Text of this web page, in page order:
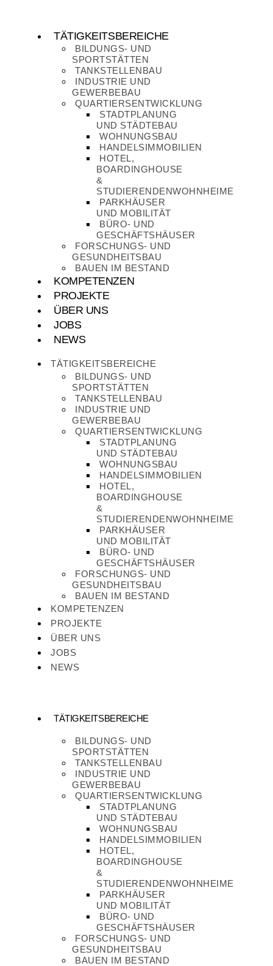
TÄTIGKEITSBEREICHE
BILDUNGS- UND
SPORTSTÄTTEN
TANKSTELLENBAU
INDUSTRIE UND
GEWERBEBAU
QUARTIERSENTWICKLUNG
STADTPLANUNG
UND STÄDTEBAU
WOHNUNGSBAU
HANDELSIMMOBILIEN
HOTEL,
BOARDINGHOUSE
&
STUDIERENDENWOHNHEIME
PARKHÄUSER
UND MOBILITÄT
BÜRO- UND
GESCHÄFTSHÄUSER
FORSCHUNGS- UND
GESUNDHEITSBAU
BAUEN IM BESTAND
KOMPETENZEN
PROJEKTE
ÜBER UNS
JOBS
NEWS
TÄTIGKEITSBEREICHE
BILDUNGS- UND
SPORTSTÄTTEN
TANKSTELLENBAU
INDUSTRIE UND
GEWERBEBAU
QUARTIERSENTWICKLUNG
STADTPLANUNG
UND STÄDTEBAU
WOHNUNGSBAU
HANDELSIMMOBILIEN
HOTEL,
BOARDINGHOUSE
&
STUDIERENDENWOHNHEIME
PARKHÄUSER
UND MOBILITÄT
BÜRO- UND
GESCHÄFTSHÄUSER
FORSCHUNGS- UND
GESUNDHEITSBAU
BAUEN IM BESTAND
KOMPETENZEN
PROJEKTE
ÜBER UNS
JOBS
NEWS
TÄTIGKEITSBEREICHE
BILDUNGS- UND
SPORTSTÄTTEN
TANKSTELLENBAU
INDUSTRIE UND
GEWERBEBAU
QUARTIERSENTWICKLUNG
STADTPLANUNG
UND STÄDTEBAU
WOHNUNGSBAU
HANDELSIMMOBILIEN
HOTEL,
BOARDINGHOUSE
&
STUDIERENDENWOHNHEIME
PARKHÄUSER
UND MOBILITÄT
BÜRO- UND
GESCHÄFTSHÄUSER
FORSCHUNGS- UND
GESUNDHEITSBAU
BAUEN IM BESTAND